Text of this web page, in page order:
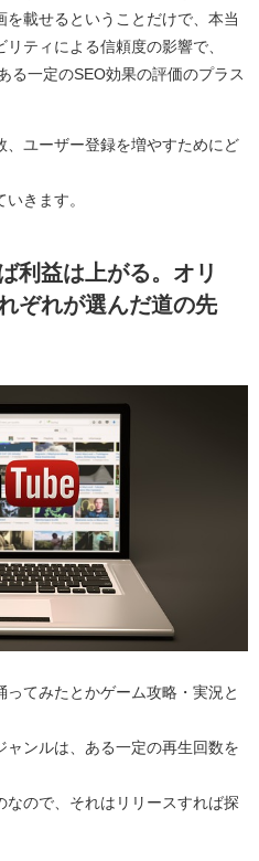
載せるということだけで、本当
ティによる信頼度の影響で、
る一定のSEO効果の評価のプラス
、ユーザー登録を増やすためにど
きます。
利益は上がる。オリ
ぞれが選んだ道の先
てみたとかゲーム攻略・実況と
ンルは、ある一定の再生回数を
ので、それはリリースすれば探